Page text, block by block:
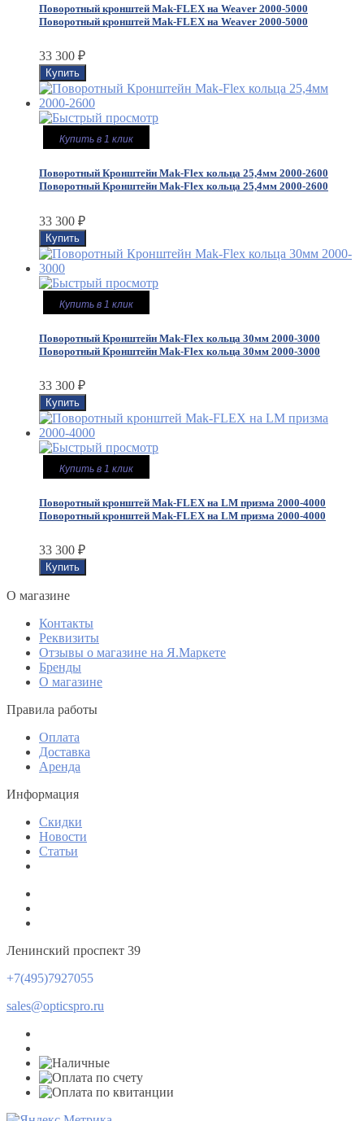
Поворотный кронштей Mak-FLEX на Weaver 2000-5000
Поворотный кронштей Mak-FLEX на Weaver 2000-5000
33 300 ₽
Купить в 1 клик
Поворотный Кронштейн Mak-Flex кольца 25,4мм 2000-2600
Поворотный Кронштейн Mak-Flex кольца 25,4мм 2000-2600
33 300 ₽
Купить в 1 клик
Поворотный Кронштейн Mak-Flex кольца 30мм 2000-3000
Поворотный Кронштейн Mak-Flex кольца 30мм 2000-3000
33 300 ₽
Купить в 1 клик
Поворотный кронштей Mak-FLEX на LM призма 2000-4000
Поворотный кронштей Mak-FLEX на LM призма 2000-4000
33 300 ₽
O магазине
Контакты
Реквизиты
Отзывы о магазине на Я.Маркете
Бренды
О магазине
Правила работы
Оплата
Доставка
Аренда
Информация
Скидки
Новости
Статьи
Ленинский проспект 39
+7(495)7927055
sales@opticspro.ru